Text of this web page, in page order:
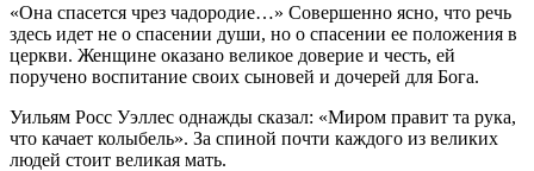
«Она спасется чрез чадородие…» Совершенно ясно, что речь
здесь идет не о спасении души, но о спасении ее положения в
церкви. Женщине оказано великое доверие и честь, ей
поручено воспитание своих сыновей и дочерей для Бога.
Уильям Росс Уэллес однажды сказал: «Миром правит та рука,
что качает колыбель». За спиной почти каждого из великих
людей стоит великая мать.